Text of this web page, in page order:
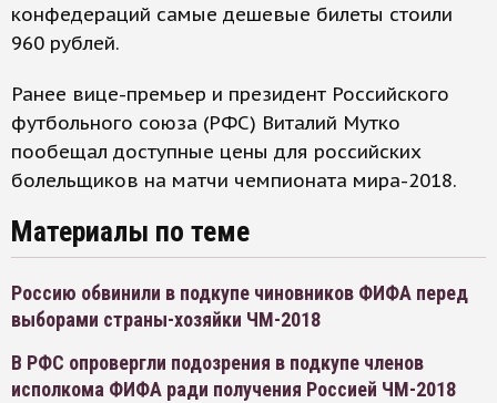
конфедераций самые дешевые билеты стоили
960 рублей.
Ранее вице-премьер и президент Российского
футбольного союза (РФС) Виталий Мутко
пообещал доступные цены для российских
болельщиков на матчи чемпионата мира-2018.
Материалы по теме
Россию обвинили в подкупе чиновников ФИФА перед
выборами страны-хозяйки ЧМ-2018
В РФС опровергли подозрения в подкупе членов
исполкома ФИФА ради получения Россией ЧМ-2018